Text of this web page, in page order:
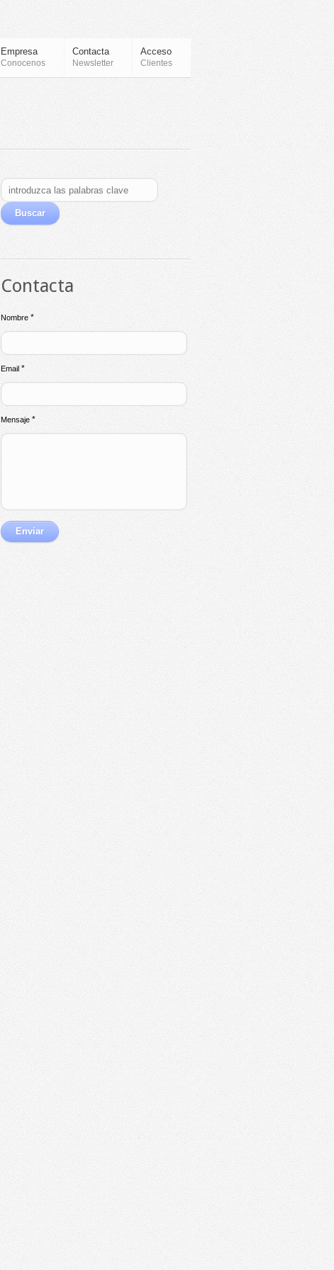
Empresa
Conocenos
Contacta
Newsletter
Acceso
Clientes
Contacta
Nombre*
Email*
Mensaje*
Enviar